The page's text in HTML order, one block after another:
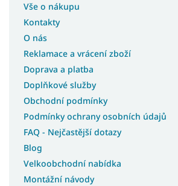
Vše o nákupu
Kontakty
O nás
Reklamace a vrácení zboží
Doprava a platba
Doplňkové služby
Obchodní podmínky
Podmínky ochrany osobních údajů
FAQ - Nejčastější dotazy
Blog
Velkoobchodní nabídka
Montážní návody